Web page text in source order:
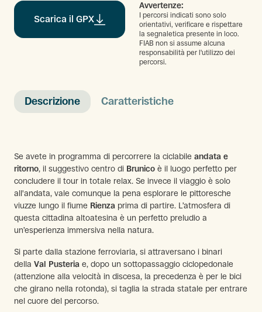
Descrizione Caratteristiche
Se avete in programma di percorrere la ciclabile andata e
ritorno, il suggestivo centro di Brunico è il luogo perfetto per
concludere il tour in totale relax. Se invece il viaggio è solo
all'andata, vale comunque la pena esplorare le pittoresche
viuzze lungo il fiume Rienza prima di partire. L’atmosfera di
questa cittadina altoatesina è un perfetto preludio a
un’esperienza immersiva nella natura.
Si parte dalla stazione ferroviaria, si attraversano i binari
della Val Pusteria e, dopo un sottopassaggio ciclopedonale
(attenzione alla velocità in discesa, la precedenza è per le bici
che girano nella rotonda), si taglia la strada statale per entrare
nel cuore del percorso.
Scarica il GPX
Avvertenze:
I percorsi indicati sono solo
orientativi, verificare e rispettare
la segnaletica presente in loco.
FIAB non si assume alcuna
responsabilità per l'utilizzo dei
percorsi.